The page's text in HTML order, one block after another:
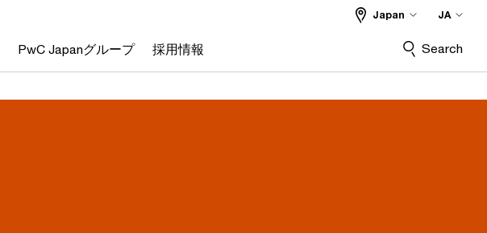
PwC Japanグループ 採用情報
Japan JA
Search